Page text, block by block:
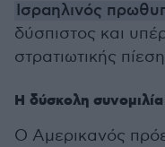
Ισραηλινός
δύσπιστος και
στρατιωτικής
Η δύσκολη
Ο Αμερικανός